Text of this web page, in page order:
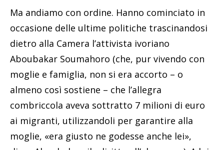
Ma andiamo con ordine. Hanno cominciato in
occasione delle ultime politiche trascinandosi
dietro alla Camera l’attivista ivoriano
Aboubakar Soumahoro (che, pur vivendo con
moglie e famiglia, non si era accorto – o
almeno così sostiene – che l’allegra
combriccola aveva sottratto 7 milioni di euro
ai migranti, utilizzandoli per garantire alla
moglie, «era giusto ne godesse anche lei»,